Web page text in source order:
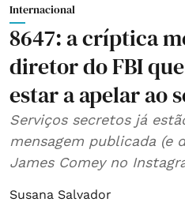
Internacional
8647: a críptica
diretor do FBI
estar a apelar ao
Serviços secretos já
mensagem publicada (e
James Comey no
Susana Salvador